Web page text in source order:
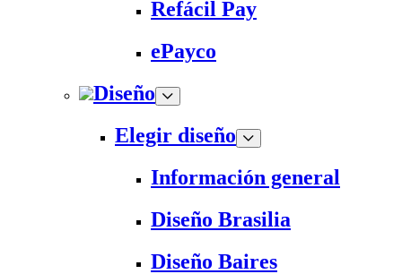
Refácil Pay
ePayco
Diseño
Elegir diseño
Información general
Diseño Brasilia
Diseño Baires